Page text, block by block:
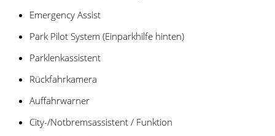
Emergency Assist
Park Pilot System (Einparkhilfe hinten)
Parklenkassistent
Rückfahrkamera
Auffahrwarner
City-/Notbremsassistent / Funktion